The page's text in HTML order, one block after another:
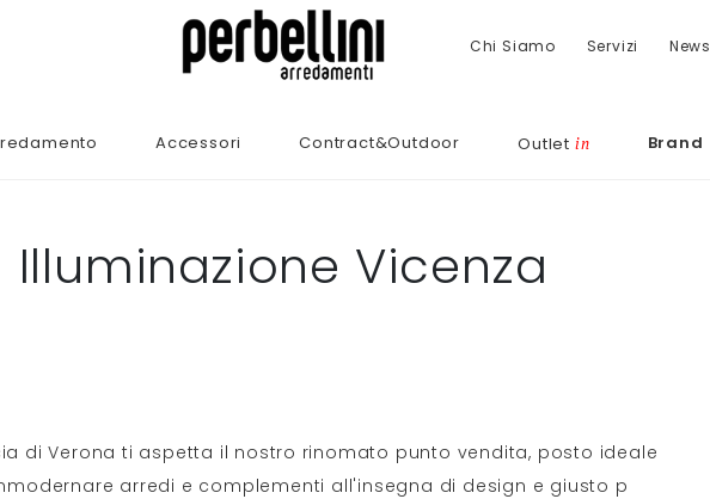
Chi Siamo Servizi News
Accessori Contract&Outdoor Outlet in Brand
Illuminazione Vicenza
di Verona ti aspetta il nostro rinomato punto vendita, posto ideale
arredi e complementi all'insegna di design e giusto p